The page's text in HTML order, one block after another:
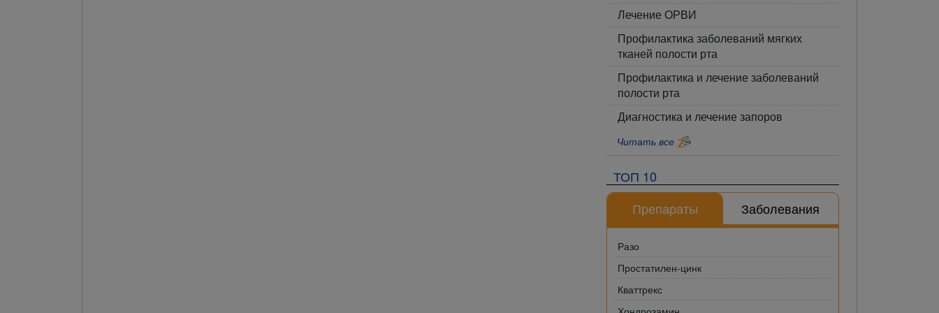
Лечение ОРВИ
Профилактика заболеваний мягких
тканей полости рта
Профилактика и лечение заболеваний
полости рта
Диагностика и лечение запоров
Читать все
ТОП 10
Препараты
Заболевания
Разо
Простатилен-цинк
Кваттрекс